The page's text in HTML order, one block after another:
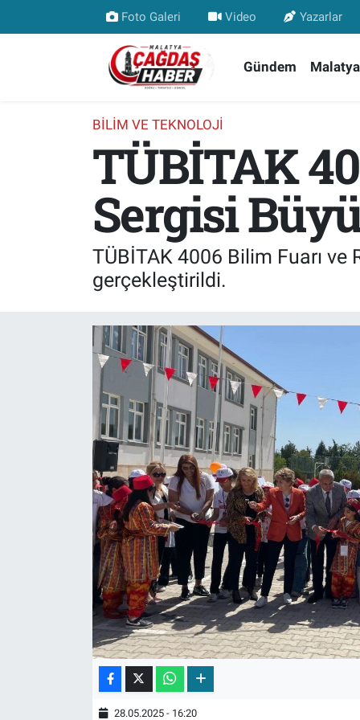
Foto Galeri Video Yazarlar
Gündem Malatya
BILIM VE TEKNOLOJI
TÜBİTAK
Sergisi
TÜBİTAK 4006 Bilim Fuarı
gerçekleştirildi.
28.05.2025 - 16:20
Nöbetçi Eczaneler
Malatya Namaz Vakitleri
Trafik Durumu
Süper Lig Puan Durumu ve Fikstür
Tüm Manşetler
Haber Arşivi